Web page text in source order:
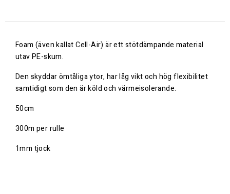
Foam (även kallat Cell-Air) är ett stötdämpande material
utav PE-skum.
Den skyddar ömtåliga ytor, har låg vikt och hög flexibilitet
samtidigt som den är köld och värmeisolerande.
50cm
300m per rulle
1mm tjock